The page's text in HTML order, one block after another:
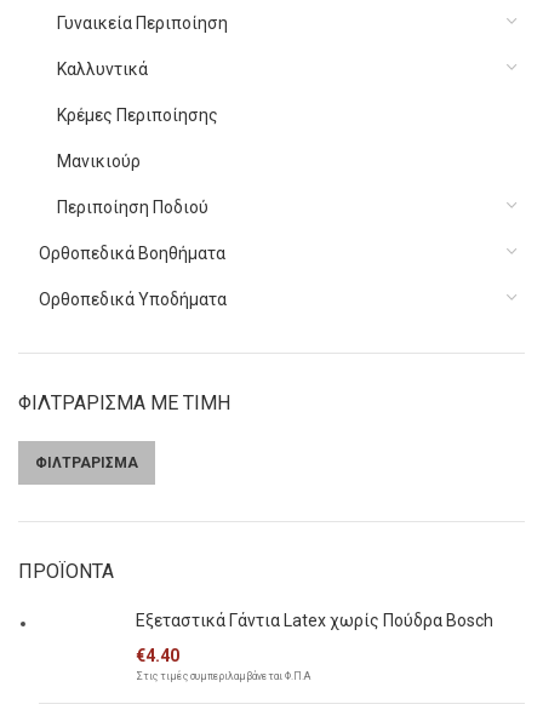
Γυναικεία Περιποίηση
Καλλυντικά
Κρέμες Περιποίησης
Μανικιούρ
Περιποίηση Ποδιού
Ορθοπεδικά Βοηθήματα
Ορθοπεδικά Υποδήματα
ΦΙΛΤΡΑΡΙΣΜΑ ΜΕ ΤΙΜΗ
Ελάχιστη
Μέγιστη
ΦΙΛΤΡΑΡΙΣΜΑ
ΠΡΟΪΟΝΤΑ
Εξεταστικά Γάντια Latex χωρίς Πούδρα Bosch
€4.40
Στις τιμές συμπεριλαμβάνεται Φ.Π.Α